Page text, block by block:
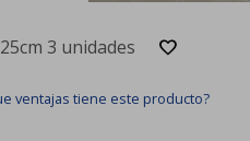
3 unidades
ventajas tiene este producto?